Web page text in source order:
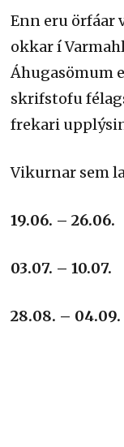
Enn eru örfáar
okkar í
Áhugasömum
skrifstofu
frekari
Vikurnar sem
19.06. – 26.06.
03.07. – 10.07.
28.08. – 04.09.